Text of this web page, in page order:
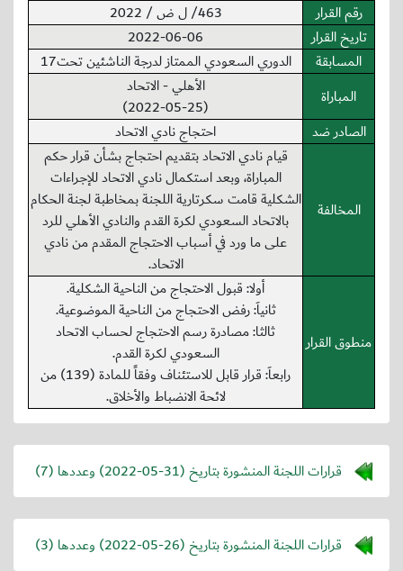
رقم القرار
463/ ل ض / 2022
تاريخ القرار
2022-06-06
المسابقة
الدوري السعودي الممتاز لدرجة الناشئين تحت17
المباراة
الأهلي - الاتحاد
(2022-05-25)
الصادر ضد
احتجاج نادي الاتحاد
المخالفة
قيام نادي الاتحاد بتقديم احتجاج بشأن قرار حكم
المباراة، وبعد استكمال نادي الاتحاد للإجراءات
الشكلية قامت سكرتارية اللجنة بمخاطبة لجنة الحكام
بالاتحاد السعودي لكرة القدم والنادي الأهلي للرد
على ما ورد في أسباب الاحتجاج المقدم من نادي
الاتحاد.
منطوق القرار
أولا: قبول الاحتجاج من الناحية الشكلية.
ثانياَ: رفض الاحتجاج من الناحية الموضوعية.
ثالثا: مصادرة رسم الاحتجاج لحساب الاتحاد
السعودي لكرة القدم.
رابعاَ: قرار قابل للاستئناف وفقاً للمادة (139) من
لائحة الانضباط والأخلاق.
قرارات اللجنة المنشورة بتاريخ (2022-05-31) وعددها (7)
قرارات اللجنة المنشورة بتاريخ (2022-05-26) وعددها (3)